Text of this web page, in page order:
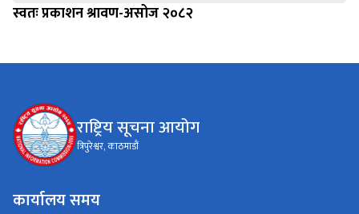
स्वतः प्रकाशन श्रावण-असोज २०८२
राष्ट्रिय सूचना आयोग
त्रिपुरेश्वर, काठमाडौं
कार्यालय समय